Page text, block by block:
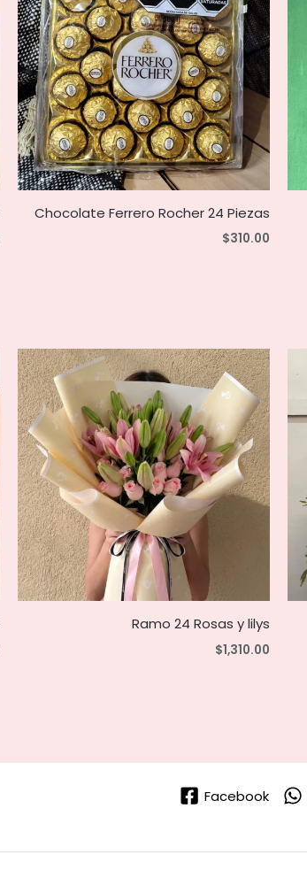
Chocolate Ferrero Rocher 24 Piezas
$310.00
Ramo 24 Rosas y lilys
$1,310.00
Facebook